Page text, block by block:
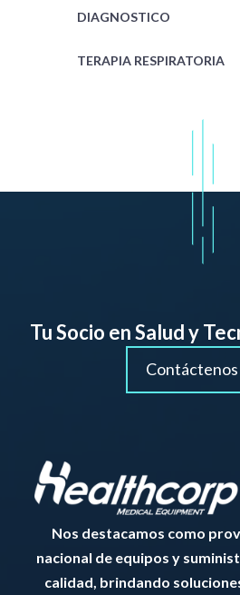
DIAGNOSTICO
TERAPIA RESPIRATORIA
Tu Socio en Salud y
Contáctenos
Nos destacamos como
nacional de equipos y
calidad, brindando